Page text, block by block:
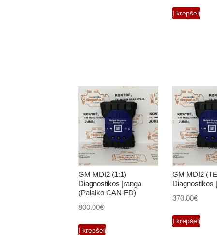
Į krepšelį
GM MDI2 (1:1)
Diagnostikos Įranga
(Palaiko CAN-FD)
800.00€
Į krepšelį
GM MDI2
Diagnostikos
370.00€
Į krepšelį